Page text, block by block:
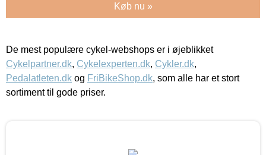
Køb nu »
De mest populære cykel-webshops er i øjeblikket
Cykelpartner.dk, Cykelexperten.dk, Cykler.dk,
Pedalatleten.dk og FriBikeShop.dk, som alle har et stort
sortiment til gode priser.